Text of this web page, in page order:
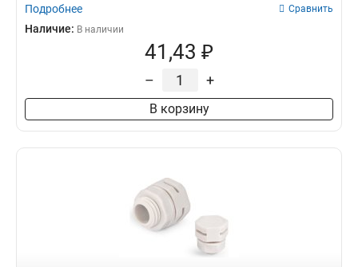
Подробнее Сравнить
Наличие: В наличии
41,43 ₽
– +
В корзину